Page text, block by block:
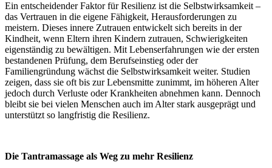
Ein entscheidender Faktor für Resilienz ist die Selbstwirksamkeit –
das Vertrauen in die eigene Fähigkeit, Herausforderungen zu
meistern. Dieses innere Zutrauen entwickelt sich bereits in der
Kindheit, wenn Eltern ihren Kindern zutrauen, Schwierigkeiten
eigenständig zu bewältigen. Mit Lebenserfahrungen wie der ersten
bestandenen Prüfung, dem Berufseinstieg oder der
Familiengründung wächst die Selbstwirksamkeit weiter. Studien
zeigen, dass sie oft bis zur Lebensmitte zunimmt, im höheren Alter
jedoch durch Verluste oder Krankheiten abnehmen kann. Dennoch
bleibt sie bei vielen Menschen auch im Alter stark ausgeprägt und
unterstützt so langfristig die Resilienz.
Die Tantramassage als Weg zu mehr Resilienz